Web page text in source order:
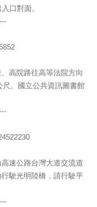
口對面。
高院路往高等法院方向
尺。國立公共資訊圖書館
速公路台灣大道交流道
駛光明陸橋，請行駛平